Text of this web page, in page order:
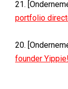
21.
portfolio
20.
founder Yippie!